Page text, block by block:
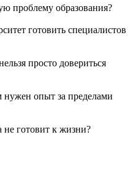
проблему образования?
готовить специалистов
просто довериться
нужен опыт за пределами
не готовит к жизни?